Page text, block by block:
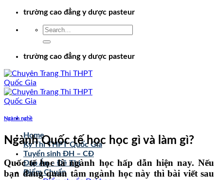
Chuyểntrường cao đẳng y dược pasteur
trường cao đẳng y dược pasteur
Home
Kỳ Thi THPT Quốc Gia
Tuyển sinh ĐH – CĐ
Đáp Án – Đề Thi
Điểm Chuẩn
Ngành nghề
Ngành Quốc tế học học gì và làm gì?
Quốc tế học là ngành học hấp dẫn hiện nay. Nếu
bạn đang quan tâm ngành học này thì bài viết sau